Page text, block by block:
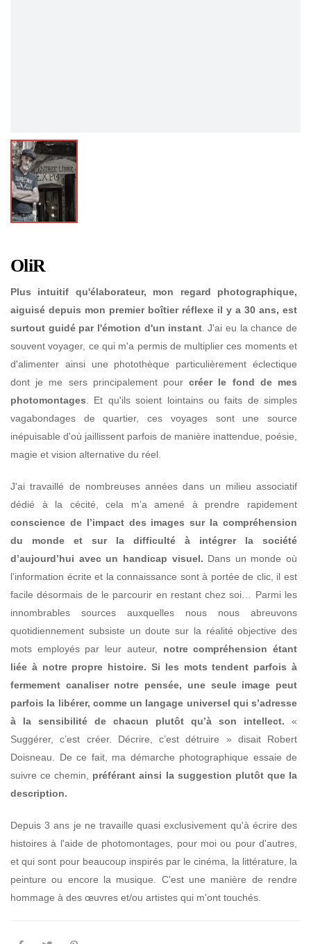
OliR
Plus intuitif qu'élaborateur, mon regard photographique,
aiguisé depuis mon premier boîtier réflexe il y a 30 ans, est
surtout guidé par l'émotion d'un instant. J'ai eu la chance de
souvent voyager, ce qui m'a permis de multiplier ces moments et
d'alimenter ainsi une photothèque particulièrement éclectique
dont je me sers principalement pourcréer le fond de mes
photomontages . Et qu'ils soient lointains ou faits de simples
vagabondages de quartier, ces voyages sont une source
inépuisable d'où jaillissent parfois de manière inattendue, poésie,
magie et vision alternative du réel.
J'ai travaillé de nombreuses années dans un milieu associatif
dédié à la cécité, cela m’a amené à prendre rapidement
conscience de l’impact des images sur la compréhension
du monde et sur la difficulté à intégrer la société
d’aujourd’hui avec un handicap visuel. Dans un monde où
l’information écrite et la connaissance sont à portée de clic, il est
facile désormais de le parcourir en restant chez soi… Parmi les
innombrables sources auxquelles nous nous abreuvons
quotidiennement subsiste un doute sur la réalité objective des
mots employés par leur auteur,
notre compréhension étant
liée à notre propre histoire. Si les mots tendent parfois à
fermement canaliser notre pensée, une seule image peut
parfois la libérer, comme un langage universel qui s’adresse
à la sensibilité de chacun plutôt qu’à son intellect. «
Suggérer, c’est créer. Décrire, c’est détruire » disait Robert
Doisneau. De ce fait, ma démarche photographique essaie de
suivre ce chemin, préférant ainsi la suggestion plutôt que la
description.
Depuis 3 ans je ne travaille quasi exclusivement qu'à écrire des
histoires à l'aide de photomontages, pour moi ou pour d'autres,
et qui sont pour beaucoup inspirés par le cinéma, la littérature, la
peinture ou encore la musique. C'est une manière de rendre
hommage à des œuvres et/ou artistes qui m'ont touchés.